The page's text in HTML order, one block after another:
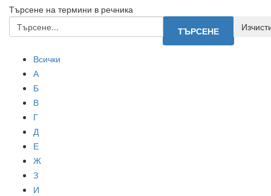
Търсене на термини в речника
Всички
А
Б
В
Г
Д
Е
Ж
З
И